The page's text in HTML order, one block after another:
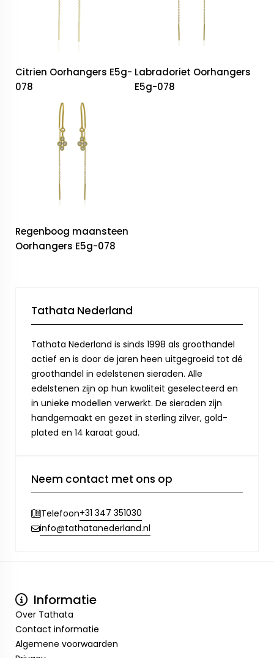
Citrien Oorhangers E5g-
078
Labradoriet Oorhangers
E5g-078
Regenboog maansteen
Oorhangers E5g-078
Tathata Nederland
Tathata Nederland is sinds 1998 als groothandel
actief en is door de jaren heen uitgegroeid tot dé
groothandel in edelstenen sieraden. Alle
edelstenen zijn op hun kwaliteit geselecteerd en
in unieke modellen verwerkt. De sieraden zijn
handgemaakt en gezet in sterling zilver, gold-
plated en 14 karaat goud.
Neem contact met ons op
Telefoon+31 347 351030
info@tathatanederland.nl
Informatie
Over Tathata
Contact informatie
Algemene voorwaarden